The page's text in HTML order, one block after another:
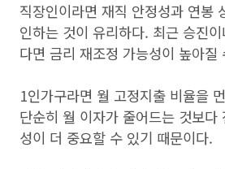
직장인이라면 재직 안정성과 연봉
인하는 것이 유리하다. 최근 승진
다면 금리 재조정 가능성이 높아질
1인가구라면 월 고정지출 비율을
단순히 월 이자가 줄어드는 것보다
성이 더 중요할 수 있기 때문이다.